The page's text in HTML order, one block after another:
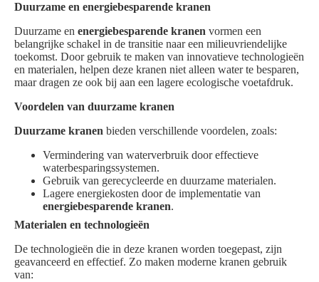
Duurzame en energiebesparende kranen
Duurzame en energiebesparende kranen vormen een
belangrijke schakel in de transitie naar een milieuvriendelijke
toekomst. Door gebruik te maken van innovatieve technologieën
en materialen, helpen deze kranen niet alleen water te besparen,
maar dragen ze ook bij aan een lagere ecologische voetafdruk.
Voordelen van duurzame kranen
Duurzame kranen bieden verschillende voordelen, zoals:
Vermindering van waterverbruik door effectieve
waterbesparingssystemen.
Gebruik van gerecycleerde en duurzame materialen.
Lagere energiekosten door de implementatie van
energiebesparende kranen.
Materialen en technologieën
De technologieën die in deze kranen worden toegepast, zijn
geavanceerd en effectief. Zo maken moderne kranen gebruik
van: